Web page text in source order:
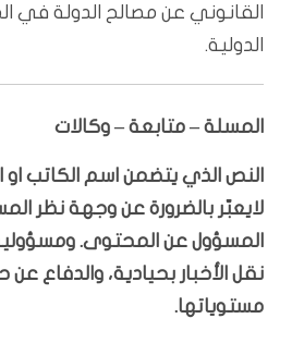
القانوني عن مصالح الدولة في
الدولية.
المسلة – متابعة – وكالات
النص الذي يتضمن اسم الكاتب او
لايعبّر بالضرورة عن وجهة نظر
المسؤول عن المحتوى.
نقل الأخبار بحيادية، والدفاع عن
مستوياتها.